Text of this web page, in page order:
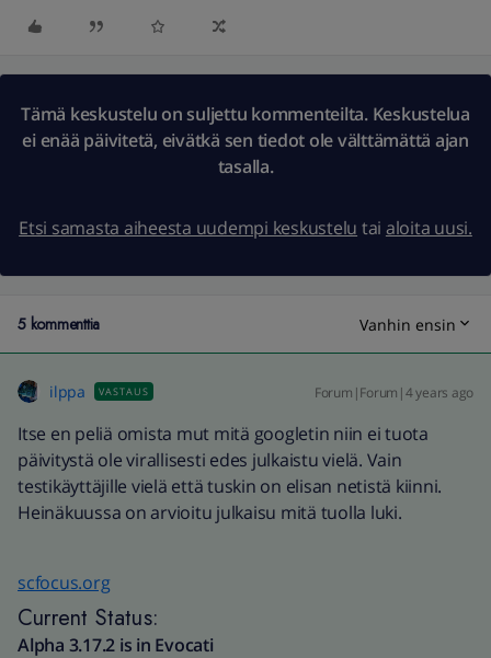
Tämä keskustelu on suljettu kommenteilta. Keskustelua
ei enää päivitetä, eivätkä sen tiedot ole välttämättä ajan
tasalla.
Etsi samasta aiheesta uudempi keskustelu tai aloita uusi.
5 kommenttia Vanhin ensin
ilppa VASTAUS Forum|Forum|4 years ago
Itse en peliä omista mut mitä googletin niin ei tuota
päivitystä ole virallisesti edes julkaistu vielä. Vain
testikäyttäjille vielä että tuskin on elisan netistä kiinni.
Heinäkuussa on arvioitu julkaisu mitä tuolla luki.
scfocus.org
Current Status:
Alpha 3.17.2 is in Evocati